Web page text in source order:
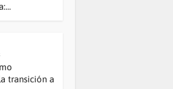
transición a